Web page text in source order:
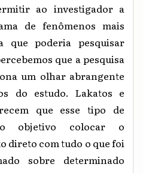
ao investigador a
de fenômenos mais
que poderia pesquisar
que a pesquisa
um olhar abrangente
do estudo. Lakatos e
que esse tipo de
objetivo colocar o
direto com tudo o que foi
sobre determinado